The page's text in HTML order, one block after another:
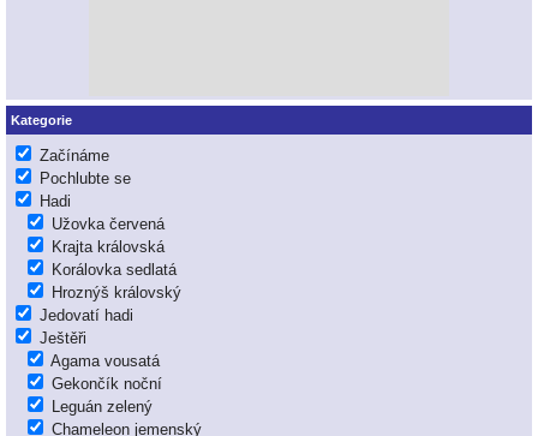
Kategorie
Začínáme
Pochlubte se
Hadi
Užovka červená
Krajta královská
Korálovka sedlatá
Hroznýš královský
Jedovatí hadi
Ještěři
Agama vousatá
Gekončík noční
Leguán zelený
Chameleon jemenský